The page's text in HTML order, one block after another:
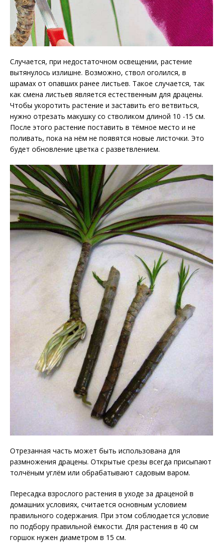
Случается, при недостаточном освещении, растение
вытянулось излишне. Возможно, ствол оголился, в
шрамах от опавших ранее листьев. Такое случается, так
как смена листьев является естественным для драцены.
Чтобы укоротить растение и заставить его ветвиться,
нужно отрезать макушку со стволиком длиной 10 -15 см.
После этого растение поставить в тёмное место и не
поливать, пока на нём не появятся новые листочки. Это
будет обновление цветка с разветвлением.
Отрезанная часть может быть использована для
размножения драцены. Открытые срезы всегда присыпают
толчёным углём или обрабатывают садовым варом.
Пересадка взрослого растения в уходе за драценой в
домашних условиях, считается основным условием
правильного содержания. При этом соблюдается условие
по подбору правильной ёмкости. Для растения в 40 см
горшок нужен диаметром в 15 см.